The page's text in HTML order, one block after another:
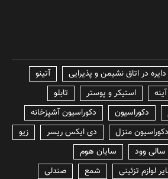
آتینو
آینه استیکر و پوستر
تابلو
دکوراسیون
دکوراسیون آشپزخانه
دکوراسیون منزل دی ایکس ریسر
زیو
سالی وود
سایان هوم
لوازم تزئینی شمع
صندلی